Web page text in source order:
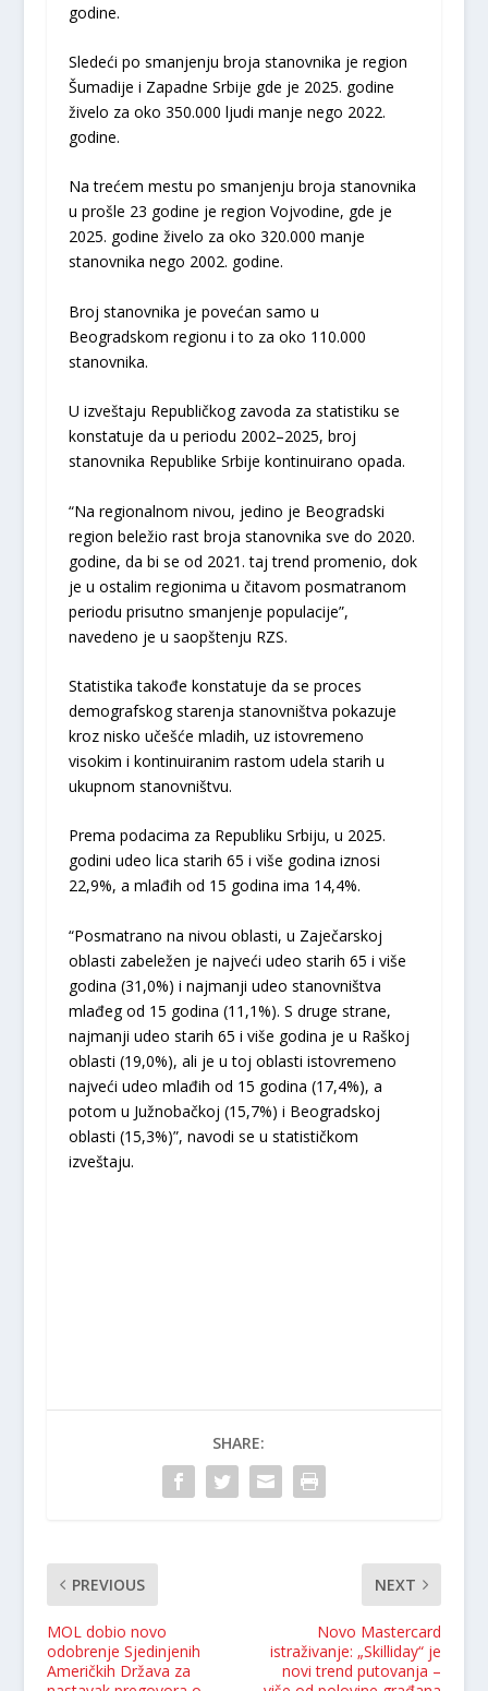
godine.
Sledeći po smanjenju broja stanovnika je region
Šumadije i Zapadne Srbije gde je 2025. godine
živelo za oko 350.000 ljudi manje nego 2022.
godine.
Na trećem mestu po smanjenju broja stanovnika
u prošle 23 godine je region Vojvodine, gde je
2025. godine živelo za oko 320.000 manje
stanovnika nego 2002. godine.
Broj stanovnika je povećan samo u
Beogradskom regionu i to za oko 110.000
stanovnika.
U izveštaju Republičkog zavoda za statistiku se
konstatuje da u periodu 2002–2025, broj
stanovnika Republike Srbije kontinuirano opada.
“Na regionalnom nivou, jedino je Beogradski
region beležio rast broja stanovnika sve do 2020.
godine, da bi se od 2021. taj trend promenio, dok
je u ostalim regionima u čitavom posmatranom
periodu prisutno smanjenje populacije”,
navedeno je u saopštenju RZS.
Statistika takođe konstatuje da se proces
demografskog starenja stanovništva pokazuje
kroz nisko učešće mladih, uz istovremeno
visokim i kontinuiranim rastom udela starih u
ukupnom stanovništvu.
Prema podacima za Republiku Srbiju, u 2025.
godini udeo lica starih 65 i više godina iznosi
22,9%, a mlađih od 15 godina ima 14,4%.
“Posmatrano na nivou oblasti, u Zaječarskoj
oblasti zabeležen je najveći udeo starih 65 i više
godina (31,0%) i najmanji udeo stanovništva
mlađeg od 15 godina (11,1%). S druge strane,
najmanji udeo starih 65 i više godina je u Raškoj
oblasti (19,0%), ali je u toj oblasti istovremeno
najveći udeo mlađih od 15 godina (17,4%), a
potom u Južnobačkoj (15,7%) i Beogradskoj
oblasti (15,3%)”, navodi se u statističkom
izveštaju.
SHARE:
PREVIOUS
MOL dobio novo
odobrenje Sjedinjenih
Američkih Država za
NEXT
Novo Mastercard
istraživanje: „Skilliday“ je
novi trend putovanja –